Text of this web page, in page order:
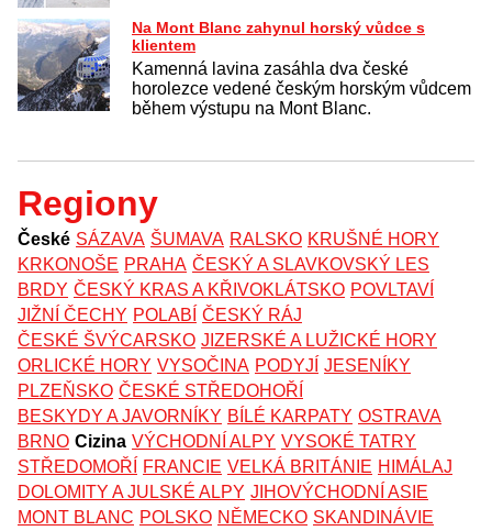
Na Mont Blanc zahynul horský vůdce s
klientem
Kamenná lavina zasáhla dva české
horolezce vedené českým horským vůdcem
během výstupu na Mont Blanc.
Regiony
České SÁZAVA ŠUMAVA RALSKO KRUŠNÉ HORY
KRKONOŠE PRAHA ČESKÝ A SLAVKOVSKÝ LES
BRDY ČESKÝ KRAS A KŘIVOKLÁTSKO POVLTAVÍ
JIŽNÍ ČECHY POLABÍ ČESKÝ RÁJ
ČESKÉ ŠVÝCARSKO JIZERSKÉ A LUŽICKÉ HORY
ORLICKÉ HORY VYSOČINA PODYJÍ JESENÍKY
PLZEŇSKO ČESKÉ STŘEDOHOŘÍ
BESKYDY A JAVORNÍKY BÍLÉ KARPATY OSTRAVA
BRNO Cizina VÝCHODNÍ ALPY VYSOKÉ TATRY
STŘEDOMOŘÍ
FRANCIE VELKÁ BRITÁNIE HIMÁLAJ
DOLOMITY A JULSKÉ ALPY JIHOVÝCHODNÍ ASIE
MONT BLANC POLSKO NĚMECKO SKANDINÁVIE